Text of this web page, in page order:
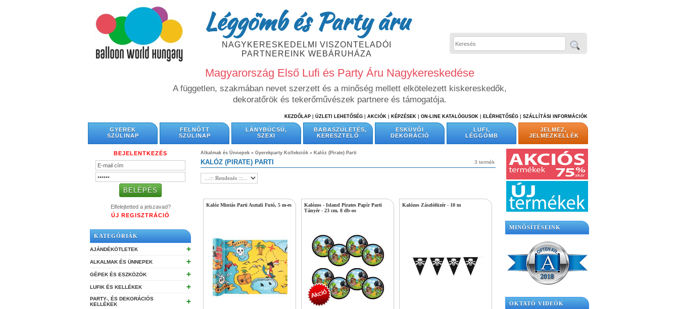
Léggömb és Party áru
NAGYKERESKEDELMI VISZONTELADÓI
PARTNEREINK WEBÁRUHÁZA
Magyarország Első Lufi és Party Áru Nagykereskedése
A független, szakmában nevet szerzett és a minőség mellett elkötelezett kiskereskedők,
dekoratőrök és tekerőművészek partnere és támogatója.
KEZDŐLAP ÜZLETI LEHETŐSÉG AKCIÓK KÉPZÉSEK ON-LINE KATALÓGUSOK ELÉRHETŐSÉG SZÁLLÍTÁSI INFORMÁCIÓK
GYEREK
SZÜLINAP
FELNŐTT
SZÜLINAP
LÁNYBÚCSÚ,
SZEXI
BABASZÜLETÉS,
KERESZTELŐ
ESKÜVŐI
DEKORÁCIÓ
LUFI,
LÉGGÖMB
JELMEZ,
JELMEZKELLÉK
BEJELENTKEZÉS
Elfelejtetted a jelszavad?
ÚJ REGISZTRÁCIÓ
KATEGÓRIÁK
AJÁNDÉKÖTLETEK ➕
ALKALMAK ÉS ÜNNEPEK ➕
GÉPEK ÉS ESZKÖZÖK ➕
LUFIK ÉS KELLÉKEK ➕
PARTY-, ÉS DEKORÁCIÓS
KELLÉKEK
➕
Alkalmak és Ünnepek » Gyerekparty Kollekciók » Kalóz (Pirate) Parti
3 termék
KALÓZ (PIRATE) PARTI
Kalóz Mintás Parti Asztali Futó, 5 m-es
Kalózos - Island Pirates Papír Parti
Tányér - 23 cm, 8 db-os
Kalózos Zászlófüzér - 10 m
MINŐSÍTÉSEINK
OKTATÓ VIDEÓK